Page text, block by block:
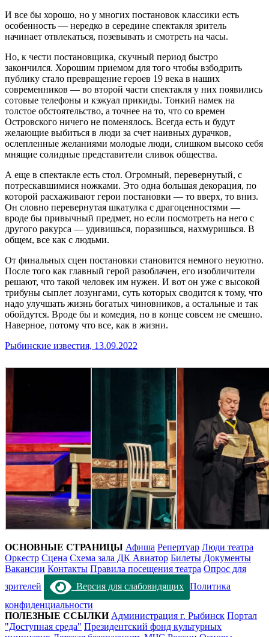
И все бы хорошо, но у многих постановок классики есть
особенность — нередко в середине спектакля зритель
начинает отвлекаться, позевывать и смотреть на часы.
Но, к чести постановщика, скучный период быстро
закончился. Хорошим приемом для того чтобы взбодрить
публику стало превращение героев 19 века в наших
современников — во второй части спектакля у них появились
сотовые телефоны и кэжуал прикиды. Тонкий намек на
толстое обстоятельство, а точнее на то, что со времен
Островского ничего не поменялось. Всегда есть и будут
желающие выбиться в люди за счет наивных дурачков,
ослепленные желаниями молодые люди, слишком высоко себя
мнящие солидные представители сливок общества.
А еще в спектакле есть стол. Огромный, перевернутый, с
потрескавшимися ножками. Это одна большая декорация, по
которой расхаживают герои постановки — то вверх, то вниз.
Он словно перевернутая шкатулка с драгоценностями —
вроде бы привычный предмет, но если посмотреть на него с
другого ракурса — удивишься, поразишься, нахмуришься. В
общем, все как с людьми.
От финальных сцен постановки становится немного неуютно.
После того как главный герой разоблачен, его изобличители
решают, что такой человек им нужен. И вот он уже с высокой
трибуны сыплет лозунгами, суть которых сводится к тому, что
надо улучшать жизнь богатых чиновников, а остальные и так
обойдутся. Вроде бы и комедия, но в конце совсем не смешно.
Наверное, потому что все, как в жизни.
Рыбинские известия, 13.09.2022
ОСНОВНЫЕ СТРАНИЦЫ Афиша Репертуар Люди театра
Оркестр Сцена Схема зала ДК Авиатор Билеты Документы
Вакансии Контакты Правила посещения театра Опрос для
зрителей
Версия для слабовидящих Политика
конфиденциальности
ПОЛЕЗНЫЕ ССЫЛКИ Администрация г. Рыбинск Портал
"Доступная среда" Президентский фонд культурных